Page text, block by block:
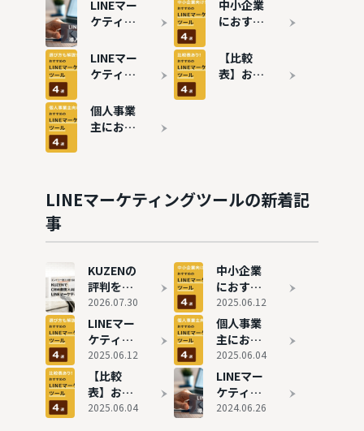
LINEマー
ケティン
とは？導
入メリッ
トと業界
別の活用
法を紹介
中小企業
におすす
マーケテ
ィングツ
LINEマー
ケティン
5つの選
び方
【比較
表】おす
個人事業
主におす
グツール
4選を紹
LINEマーケティングツールの新着記
事
KUZENの
評判を独
自取材｜
CRM連携
とAIが実
現する
LINEマー
ケの実力
2026.07.30
中小企業
におすす
めのLINE
マーケテ
ィングツ
ール4選
2025.06.12
LINEマー
ケティン
グツール
5つの選
び方
2025.06.12
個人事業
主におす
すめの
LINEマー
ケティン
グツール
2025.06.04
【比較
表】おす
すめLINE
2025.06.04
LINEマー
ケティン
グツール
2024.06.26